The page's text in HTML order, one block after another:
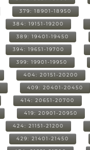
379: 18901-18950
384: 19151-19200
389: 19401-19450
394: 19651-19700
399: 19901-19950
404: 20151-20200
409: 20401-20450
414: 20651-20700
419: 20901-20950
424: 21151-21200
429: 21401-21450